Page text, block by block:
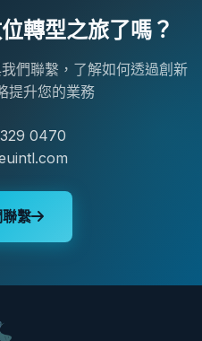
轉型之旅了嗎？
們聯繫，了解如何透過創新
提升您的業務
0470
繫